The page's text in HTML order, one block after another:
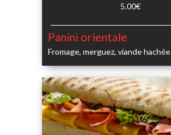
5.00€
Panini orientale
Fromage, merguez, viande hachée